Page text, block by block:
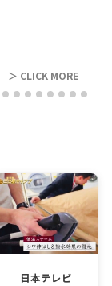
＞ CLICK MORE
日本テレビ